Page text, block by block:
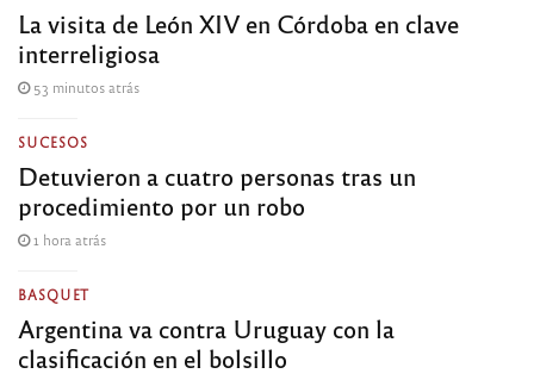
La visita de León XIV en Córdoba en clave
interreligiosa
53 minutos atrás
SUCESOS
Detuvieron a cuatro personas tras un
procedimiento por un robo
1 hora atrás
BASQUET
Argentina va contra Uruguay con la
clasificación en el bolsillo